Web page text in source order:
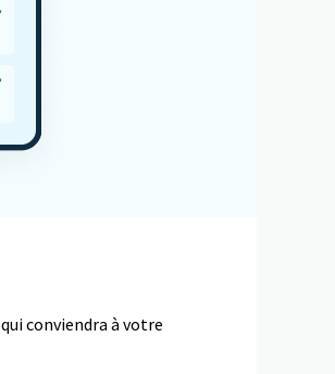
qui conviendra à votre